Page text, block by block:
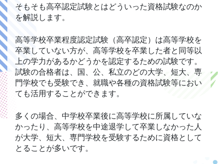
そもそも高卒認定試験とはどういった資格試験なのか
を解説します。
高等学校卒業程度認定試験（高卒認定）は高等学校を
卒業していない方が、高等学校を卒業した者と同等以
上の学力があるかどうかを認定するための試験です。
試験の合格者は、国、公、私立のどの大学、短大、専
門学校でも受験でき、就職や各種の資格試験等におい
ても活用することができます。
多くの場合、中学校卒業後に高等学校に所属していな
かったり、高等学校を中途退学して卒業しなかった人
が大学、短大、専門学校を受験するために資格として
とることが多いです。